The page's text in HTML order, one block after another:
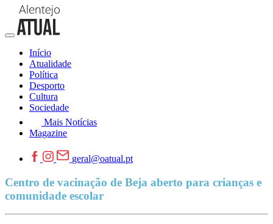
Início
Atualidade
Política
Desporto
Cultura
Sociedade
Mais Notícias
Magazine
geral@oatual.pt
Centro de vacinação de Beja aberto para crianças e
comunidade escolar